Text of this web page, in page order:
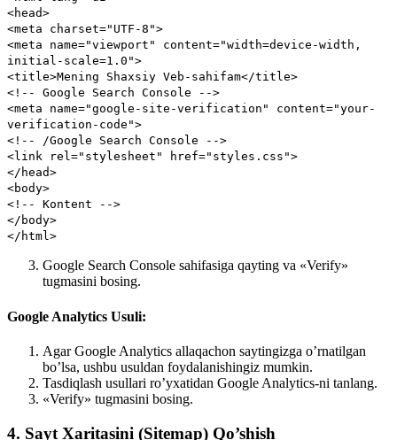
<head>
<meta charset="UTF-8">
<meta name="viewport" content="width=device-width,
initial-scale=1.0">
<title>Mening Shaxsiy Veb-sahifam</title>
<!-- Google Search Console -->
<meta name="google-site-verification" content="your-
verification-code">
<!-- /Google Search Console -->
<link rel="stylesheet" href="styles.css">
</ head>
<body>
<!-- Kontent -->
</ body>
</ html>
Google Search Console sahifasiga qayting va «Verify»
tugmasini bosing.
Google Analytics Usuli:
Agar Google Analytics allaqachon saytingizga o’rnatilgan
bo’lsa, ushbu usuldan foydalanishingiz mumkin.
Tasdiqlash usullari ro’yxatidan Google Analytics-ni tanlang.
«Verify» tugmasini bosing.
4. Sayt Xaritasini (Sitemap) Qo’shish